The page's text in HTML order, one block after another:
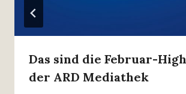
Das sind die Februar-
der ARD Mediathek